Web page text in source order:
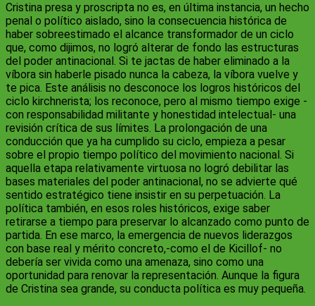
Cristina presa y proscripta no es, en última instancia, un hecho
penal o político aislado, sino la consecuencia histórica de
haber sobreestimado el alcance transformador de un ciclo
que, como dijimos, no logró alterar de fondo las estructuras
del poder antinacional. Si te jactas de haber eliminado a la
víbora sin haberle pisado nunca la cabeza, la víbora vuelve y
te pica. Este análisis no desconoce los logros históricos del
ciclo kirchnerista; los reconoce, pero al mismo tiempo exige -
con responsabilidad militante y honestidad intelectual- una
revisión crítica de sus límites. La prolongación de una
conducción que ya ha cumplido su ciclo, empieza a pesar
sobre el propio tiempo político del movimiento nacional. Si
aquella etapa relativamente virtuosa no logró debilitar las
bases materiales del poder antinacional, no se advierte qué
sentido estratégico tiene insistir en su perpetuación. La
política también, en esos roles históricos, exige saber
retirarse a tiempo para preservar lo alcanzado como punto de
partida. En ese marco, la emergencia de nuevos liderazgos
con base real y mérito concreto,-como el de Kicillof- no
debería ser vivida como una amenaza, sino como una
oportunidad para renovar la representación. Aunque la figura
de Cristina sea grande, su conducta política es muy pequeña.